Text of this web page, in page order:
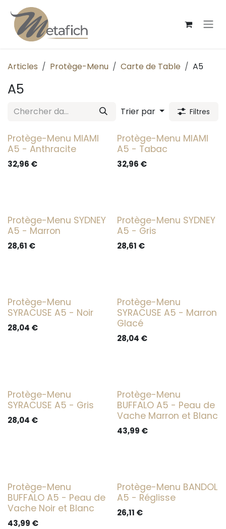
Se rendre au contenu
Articles Protège-Menu Carte de Table A5
A5
Trier par Filtres
Protège-Menu MIAMI
A5 - Anthracite
32,96 €
Protège-Menu MIAMI
A5 - Tabac
32,96 €
Protège-Menu SYDNEY
A5 - Marron
28,61 €
Protège-Menu SYDNEY
A5 - Gris
28,61 €
Protège-Menu
SYRACUSE A5 - Noir
28,04 €
Protège-Menu
SYRACUSE A5 - Marron
Glacé
28,04 €
Protège-Menu
SYRACUSE A5 - Gris
28,04 €
Protège-Menu
BUFFALO A5 - Peau de
Vache Marron et Blanc
43,99 €
Protège-Menu
BUFFALO A5 - Peau de
Vache Noir et Blanc
43,99 €
Protège-Menu BANDOL
A5 - Réglisse
26,11 €